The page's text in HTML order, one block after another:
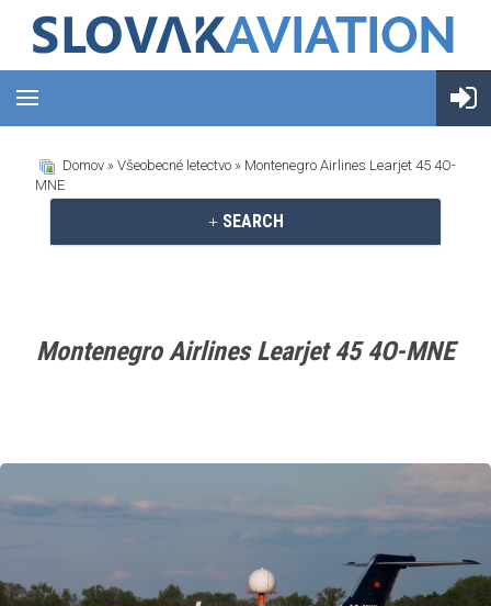
Domov » Všeobecné letectvo » Montenegro Airlines Learjet 45 4O-
MNE
SEARCH
Montenegro Airlines Learjet 45 4O-MNE